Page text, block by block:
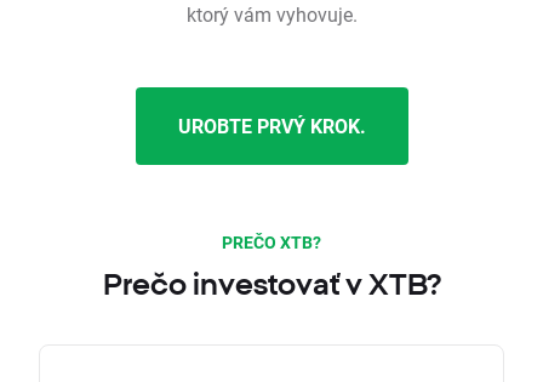
ktorý vám vyhovuje.
UROBTE PRVÝ KROK.
PREČO XTB?
Prečo investovať v XTB?